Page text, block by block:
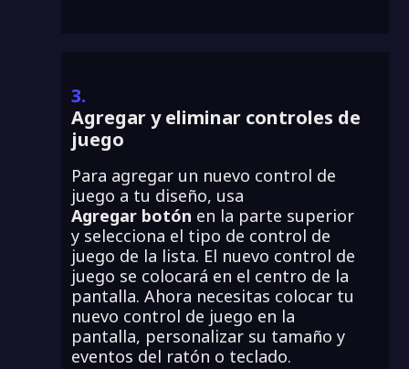
3.
Agregar y eliminar controles de
juego
Para agregar un nuevo control de
juego a tu diseño, usa
Agregar botón en la parte superior
y selecciona el tipo de control de
juego de la lista. El nuevo control de
juego se colocará en el centro de la
pantalla. Ahora necesitas colocar tu
nuevo control de juego en la
pantalla, personalizar su tamaño y
eventos del ratón o teclado.